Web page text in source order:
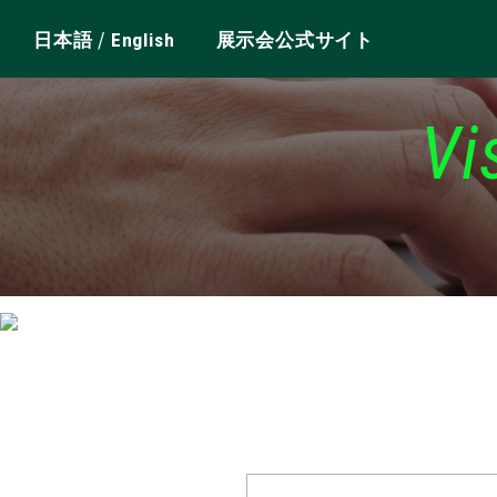
日本語/ English 展示会公式サイト